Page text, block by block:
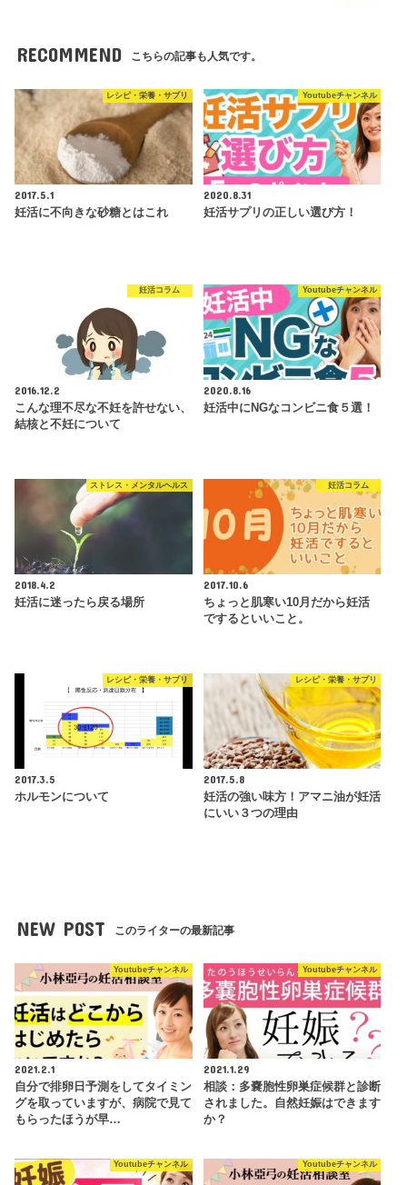
RECOMMEND こちらの記事も人気です。
レシピ・栄養・サプリ
2017.5.1
妊活に不向きな砂糖とはこれ
Youtubeチャンネル
2020.8.31
妊活サプリの正しい選び方！
妊活コラム
2016.12.2
こんな理不尽な不妊を許せない、
結核と不妊について
Youtubeチャンネル
2020.8.16
妊活中にNGなコンビニ食５選！
ストレス・メンタルヘルス
2018.4.2
妊活に迷ったら戻る場所
妊活コラム
2017.10.6
ちょっと肌寒い10月だから妊活
でするといいこと。
レシピ・栄養・サプリ
2017.3.5
ホルモンについて
レシピ・栄養・サプリ
2017.5.8
妊活の強い味方！アマニ油が妊活
にいい３つの理由
NEW POST このライターの最新記事
Youtubeチャンネル
2021.2.1
自分で排卵日予測をしてタイミン
グを取っていますが、病院で見て
もらったほうが早…
Youtubeチャンネル
2021.1.29
相談：多嚢胞性卵巣症候群と診断
されました。自然妊娠はできます
か？
Youtubeチャンネル Youtubeチャンネル